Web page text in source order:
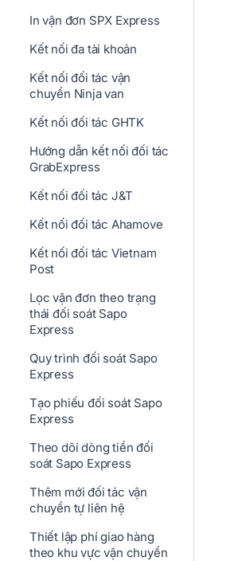
In vận đơn SPX Express
Kết nối đa tài khoản
Kết nối đối tác vận
chuyển Ninja van
Kết nối đối tác GHTK
Hướng dẫn kết nối đối tác
GrabExpress
Kết nối đối tác J&T
Kết nối đối tác Ahamove
Kết nối đối tác Vietnam
Post
Lọc vận đơn theo trạng
thái đối soát Sapo
Express
Quy trình đối soát Sapo
Express
Tạo phiếu đối soát Sapo
Express
Theo dõi dòng tiền đối
soát Sapo Express
Thêm mới đối tác vận
chuyển tự liên hệ
Thiết lập phí giao hàng
theo khu vực vận chuyển